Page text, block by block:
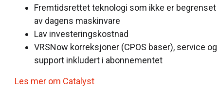
Fremtidsrettet teknologi som ikke er begrenset
av dagens maskinvare
Lav investeringskostnad
VRSNow korreksjoner (CPOS baser), service og
support inkludert i abonnementet
Les mer om Catalyst